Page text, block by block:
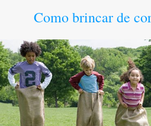
Como brincar de